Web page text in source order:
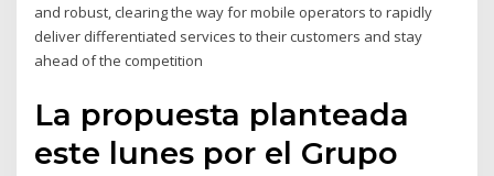
and robust, clearing the way for mobile operators to rapidly
deliver differentiated services to their customers and stay
ahead of the competition
La propuesta planteada
este lunes por el Grupo